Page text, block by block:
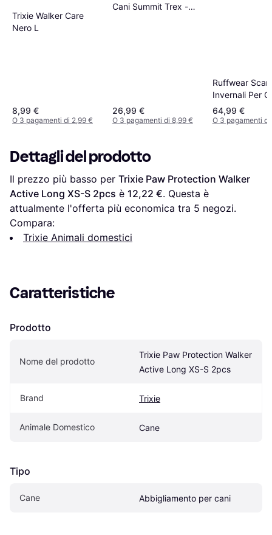
Trixie Walker Care
Nero L
8,99 €
O 3 pagamenti di 2,99 €
Cani Summit Trex -
26,99 €
O 3 pagamenti di 8,99 €
Ruffwear
Invernali Per
Polar Trex -
64,99 €
O 3 pagamenti di
Dettagli del prodotto
Il prezzo più basso per Trixie Paw Protection Walker
Active Long XS-S 2pcs è 12,22 €. Questa è
attualmente l'offerta più economica tra 5 negozi.
Compara:
Trixie Animali domestici
Caratteristiche
Prodotto
Nome del prodotto
Trixie Paw Protection Walker
Active Long XS-S 2pcs
Brand Trixie
Animale Domestico Cane
Tipo
Cane Abbigliamento per cani